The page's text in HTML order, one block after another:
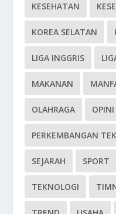
KESEHATAN
KOREA SELATAN
LIGA INGGRIS
MAKANAN
OLAHRAGA OPINI
PERKEMBANGAN
SEJARAH SPORT
TEKNOLOGI